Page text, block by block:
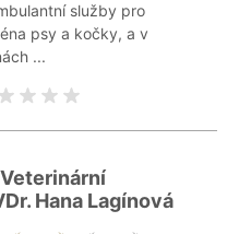
služby pro
psy a kočky, a v
...
Veterinární
Hana Lagínová